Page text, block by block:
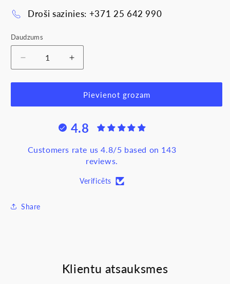
Droši sazinies: +371 25 642 990
Daudzums
Samazināt
daudzumu
produktam
spuldze
230V,
Palielināt
daudzumu
produktam
LED
spuldze
6W,
230V,
3000K,
Pievienot grozam
4.8
Customers rate us 4.8/5 based on 143
reviews.
Verificēts
Share
Klientu atsauksmes